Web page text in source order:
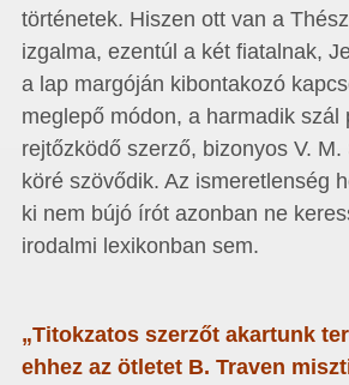
történetek. Hiszen ott van a
izgalma, ezentúl a két fiatalnak,
a lap margóján kibontakozó
meglepő módon, a harmadik szál
rejtőzködő szerző, bizonyos V.
köré szövődik. Az ismeretlenség
ki nem bújó írót azonban ne
irodalmi lexikonban sem.
„Titokzatos szerzőt akartunk
ehhez az ötletet B. Traven